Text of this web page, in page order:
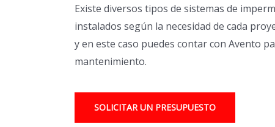
Existe diversos tipos de sistemas de
instalados según la necesidad de cada
y en este caso puedes contar con Avento
mantenimiento.
SOLICITAR UN PRESUPUESTO